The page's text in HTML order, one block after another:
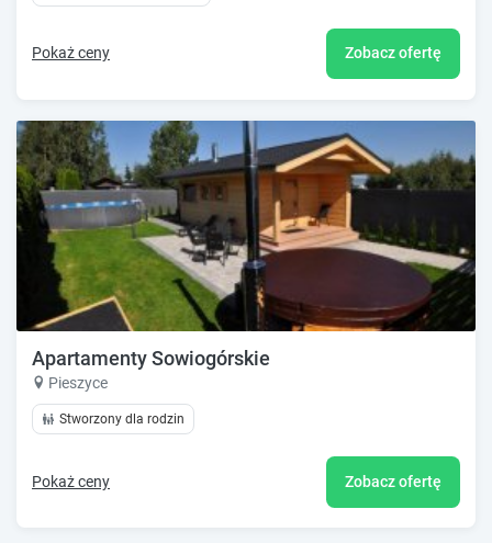
Pokaż ceny Zobacz ofertę
Apartamenty Sowiogórskie
Pieszyce
Stworzony dla rodzin
Pokaż ceny Zobacz ofertę